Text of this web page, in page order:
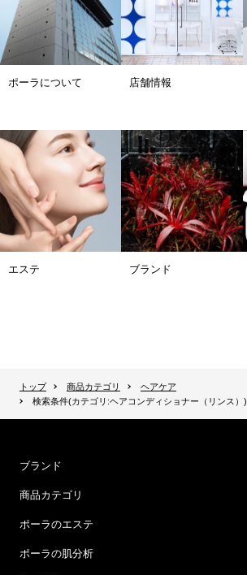
ポーラについて 店舗情報
エステ ブランド
トップ 商品カテゴリ
ヘアケア
検索条件(カテゴリ:ヘアコンディショナー（リンス）)
ブランド
商品カテゴリ
ポーラのエステ
ポーラの肌分析